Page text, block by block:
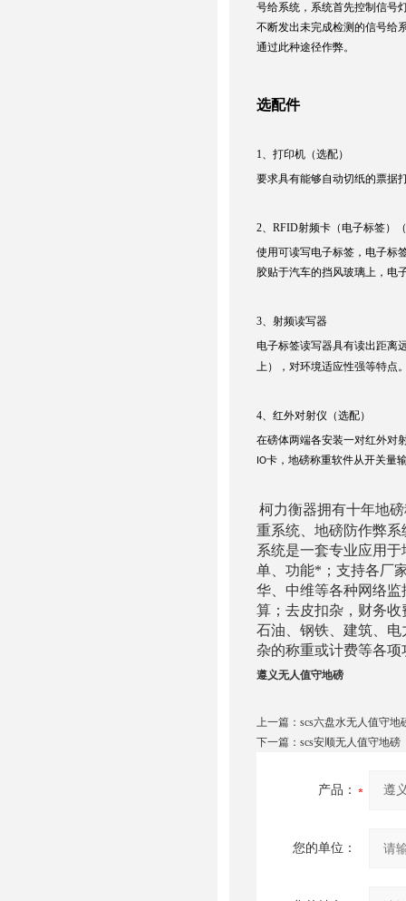
号给系统，系统首先控制信号
不断发出未完成检测的信号给
通过此种途径作弊。
选配件
1、打印机（选配）
要求具有能够自动切纸的票据
2、 RFID射频卡（电子标签）
使用可读写电子标签，电子标
胶贴于汽车的挡风玻璃上，电
3、射频读写器
电子标签读写器具有读出距离
上），对环境适应性强等特点
4、红外对射仪（选配）
在磅体两端各安装一对红外对
IO卡，地磅称重软件从开关量
柯力衡器拥有十年地
重系统、地磅防作弊
系统是一套专业应用
单、功能*；支持各厂
华、中维等各种网络
算；去皮扣杂，财务
石油、钢铁、建筑、
杂的称重或计费等各项
遵义无人值守地磅
上一篇： scs六盘水无人值守地
下一篇： scs安顺无人值守地磅
产品：
您的单位：